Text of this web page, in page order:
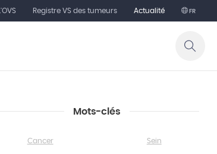
L'OVS Registre VS des tumeurs Actualité FR
Mots-clés
Cancer Sein